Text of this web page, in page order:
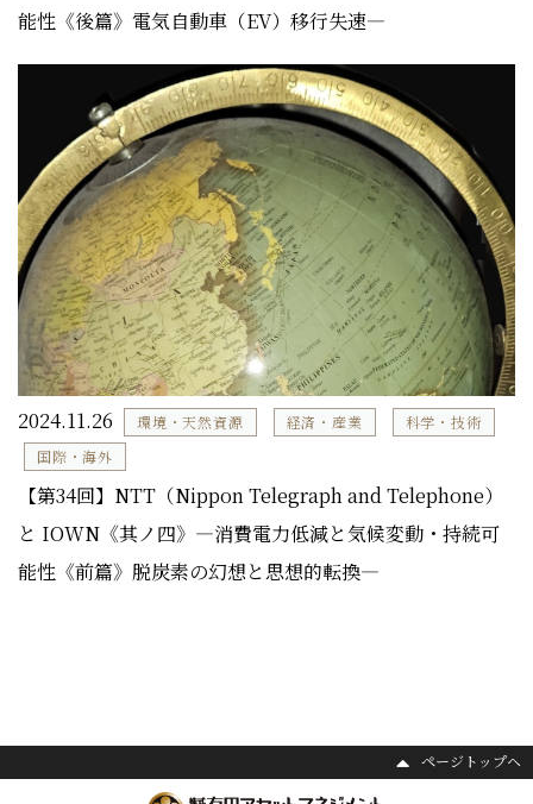
能性《後篇》電気自動車（EV）移行失速―
2024.11.26 環境・天然資源 経済・産業
科学・技術
国際・海外
【第34回】NTT（Nippon Telegraph and Telephone）
と IOWN《其ノ四》―消費電力低減と気候変動・持続可
能性《前篇》脱炭素の幻想と思想的転換―
ページトップヘ